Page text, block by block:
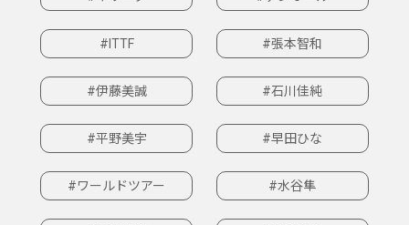
#ITTF #張本智和
#伊藤美誠 #石川佳純
#平野美宇 #早田ひな
#ワールドツアー #水谷隼